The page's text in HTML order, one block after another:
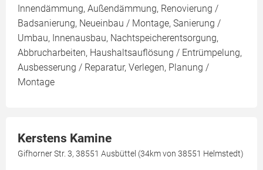
Innendämmung, Außendämmung, Renovierung /
Badsanierung, Neueinbau / Montage, Sanierung /
Umbau, Innenausbau, Nachtspeicherentsorgung,
Abbrucharbeiten, Haushaltsauflösung / Entrümpelung,
Ausbesserung / Reparatur, Verlegen, Planung /
Montage
Kerstens Kamine
Gifhorner Str. 3, 38551 Ausbüttel (34km von 38551 Helmstedt)